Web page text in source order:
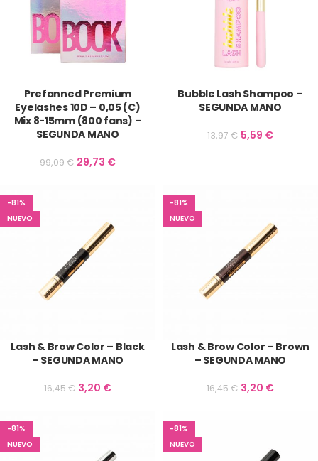
Prefanned Premium
Eyelashes 10D – 0,05 (C)
Mix 8-15mm (800 fans) –
SEGUNDA MANO
99,09€ 29,73 €
Bubble Lash Shampoo –
SEGUNDA MANO
13,97€ 5,59 €
-81%
NUEVO
Lash & Brow Color – Black
– SEGUNDA MANO
16,45€ 3,20 €
-81%
NUEVO
Lash & Brow Color – Brown
– SEGUNDA MANO
16,45€ 3,20 €
-81%
NUEVO
-81%
NUEVO